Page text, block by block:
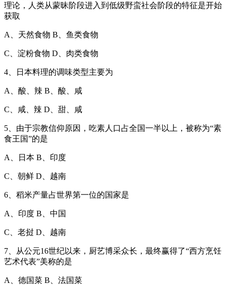
理论，人类从蒙昧阶段进入到低级野蛮社会阶段的特征是开始
获取
A、天然食物 B、鱼类食物
C、淀粉食物 D、肉类食物
4、日本料理的调味类型主要为
A、酸、辣 B、酸、咸
C、咸、辣 D、甜、咸
5、由于宗教信仰原因，吃素人口占全国一半以上，被称为“素
食王国”的是
A、日本 B、印度
C、朝鲜 D、越南
6、稻米产量占世界第一位的国家是
A、印度 B、中国
C、老挝 D、越南
7、从公元16世纪以来，厨艺博采众长，最终赢得了“西方烹饪
艺术代表”美称的是
A、德国菜 B、法国菜